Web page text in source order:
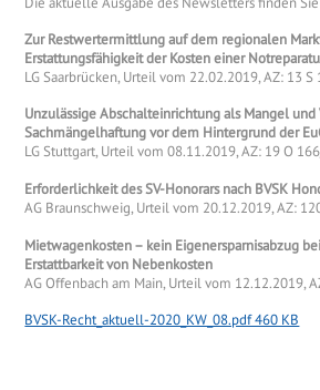
Zur Restwertermittlung auf dem regionalen
Erstattungsfähigkeit der Kosten einer
LG Saarbrücken, Urteil vom 22.02.2019, AZ: 13 S
Unzulässige Abschalteinrichtung als Mangel und
Sachmängelhaftung vor dem Hintergrund der
LG Stuttgart, Urteil vom 08.11.2019, AZ: 19 O
Erforderlichkeit des SV-Honorars nach BVSK
AG Braunschweig, Urteil vom 20.12.2019, AZ:
Mietwagenkosten – kein Eigenersparnisabzug
Erstattbarkeit von Nebenkosten
AG Offenbach am Main, Urteil vom 12.12.2019,
BVSK-Recht_aktuell-2020_KW_08.pdf 460 KB